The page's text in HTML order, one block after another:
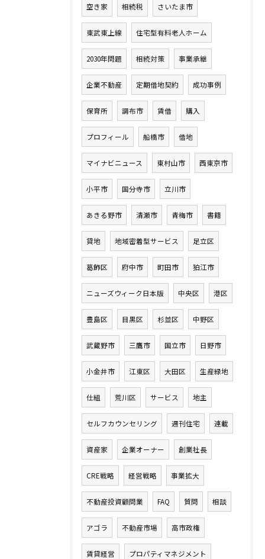
空き家 相続税 さいたま市
東武東上線 住宅型有料老人ホーム
2030年問題 相続対策 事業承継
企業不動産 定期借地契約 成功事例
保育所 調布市 賃借 購入
プロフィール 船橋市 借地
マイナビニュース 東村山市 西東京市
小平市 国分寺市 立川市
あきる野市 清瀬市 青梅市 書籍
貸地 地域密着型サービス 足立区
葛飾区 府中市 町田市 狛江市
ニューズウィーク日本版 中央区 港区
豊島区 目黒区 杉並区 中野区
武蔵野市 三鷹市 国立市 日野市
小金井市 江東区 大田区 生産緑地
仕組 荒川区 サービス 地主
セルフカウンセリング 週刊住宅 連載
資産家 企業オーナー 創業社長
CRE戦略 経営戦略 事業拡大
不動産投資顧問業 FAQ 質問 相談
アゴラ 不動産市場 高市政権
賃貸経営 プロパティマネジメント